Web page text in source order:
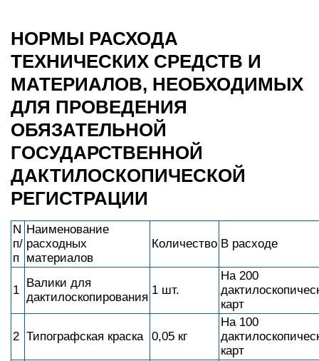
НОРМЫ РАСХОДА
ТЕХНИЧЕСКИХ СРЕДСТВ И
МАТЕРИАЛОВ, НЕОБХОДИМЫХ
ДЛЯ ПРОВЕДЕНИЯ
ОБЯЗАТЕЛЬНОЙ
ГОСУДАРСТВЕННОЙ
ДАКТИЛОСКОПИЧЕСКОЙ
РЕГИСТРАЦИИ
N
п/
п
Наименование
расходных
материалов
Количество В расходе
1
Валики для
дактилоскопирования
1 шт.
На 200
карт
2 Типографская краска 0,05 кг
На 100
карт